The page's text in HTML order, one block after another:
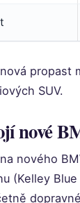
propast
SUV.
nové
nového
(Kelley